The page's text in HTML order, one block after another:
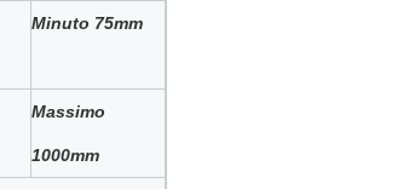
Minuto 75mm
Massimo
1000mm